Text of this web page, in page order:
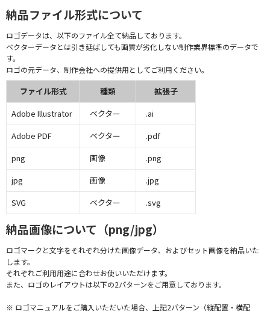
納品ファイル形式について
ロゴデータは、以下のファイル全て納品しております。
ベクターデータとは引き延ばしても画質が劣化しない制作業界標準のデータで
す。
ロゴの元データ、制作会社への提供用としてご利用ください。
ファイル形式 種類
拡張子
Adobe Illustrator
ベクター
.ai
Adobe PDF
ベクター
.pdf
png
画像
.png
jpg
画像
.jpg
SVG
ベクター .svg
納品画像について（png/jpg）
ロゴマークと文字をそれぞれ分けた画像データ、およびセット画像を納品いた
します。
それぞれご利用用途に合わせお使いいただけます。
また、ロゴのレイアウトは以下の2パターンをご用意しております。
※ ロゴマニュアルをご購入いただいた場合、上記2パターン（縦配置・横配